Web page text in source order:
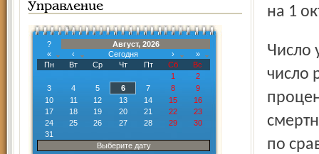
Управление
?
Август, 2026
«
‹ Сегодня ›
»
Пн
Вт Ср Чт Пт Сб
Вс
1
2
3
4 5 6 7 8
9
10
11 12 13 14 15
16
17
18 19 20 21 22
23
24
25 26 27 28 29
30
31
Выберите дату
на 1
Число умерших в январе – сентябре 2012 г. превысило
число
по